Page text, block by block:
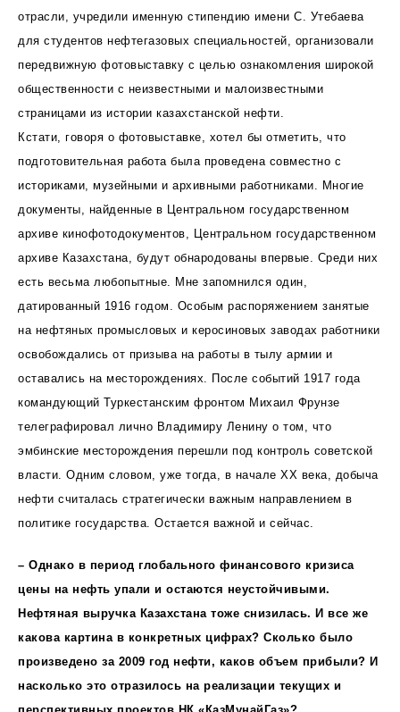
отрасли, учредили именную стипендию имени С. Утебаева
для студентов нефтегазовых специальностей, организовали
передвижную фотовыставку с целью ознакомления широкой
общественности с неизвестными и малоизвестными
страницами из истории казахстанской нефти.
Кстати, говоря о фотовыставке, хотел бы отметить, что
подготовительная работа была проведена совместно с
историками, музейными и архивными работниками. Многие
документы, найденные в Центральном государственном
архиве кинофотодокументов, Центральном государственном
архиве Казахстана, будут обнародованы впервые. Среди них
есть весьма любопытные. Мне запомнился один,
датированный 1916 годом. Особым распоряжением занятые
на нефтяных промысловых и керосиновых заводах работники
освобождались от призыва на работы в тылу армии и
оставались на месторождениях. После событий 1917 года
командующий Туркестанским фронтом Михаил Фрунзе
телеграфировал лично Владимиру Ленину о том, что
эмбинские месторождения перешли под контроль советской
власти. Одним словом, уже тогда, в начале ХХ века, добыча
нефти считалась стратегически важным направлением в
политике государства. Остается важной и сейчас.
– Однако в период глобального финансового кризиса
цены на нефть упали и остаются неустойчивыми.
Нефтяная выручка Казахстана тоже снизилась. И все же
какова картина в конкретных цифрах? Сколько было
произведено за 2009 год нефти, каков объем прибыли? И
насколько это отразилось на реализации текущих и